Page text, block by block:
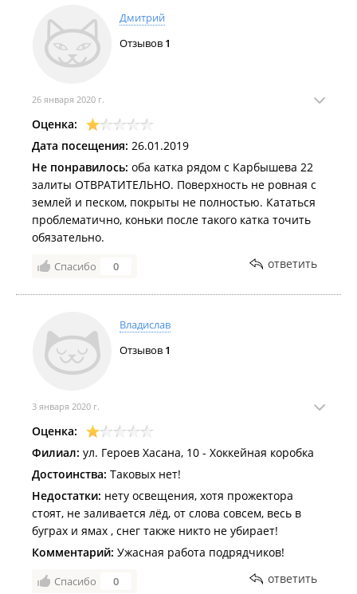
Дмитрий
Отзывов 1
26 января 2020 г.
Оценка:
Дата посещения: 26.01.2019
Не понравилось: оба катка рядом с Карбышева 22
залиты ОТВРАТИТЕЛЬНО. Поверхность не ровная с
землей и песком, покрыты не полностью. Кататься
проблематично, коньки после такого катка точить
обязательно.
Спасибо 0 ответить
Владислав
Отзывов 1
3 января 2020 г.
Оценка:
Филиал: ул. Героев Хасана, 10 - Хоккейная коробка
Достоинства: Таковых нет!
Недостатки: нету освещения, хотя прожектора
стоят, не заливается лёд, от слова совсем, весь в
буграх и ямах , снег также никто не убирает!
Комментарий: Ужасная работа подрядчиков!
Спасибо 0 ответить